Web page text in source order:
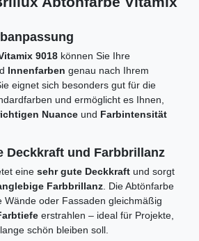
9018 können Sie Ihre
Innenfarben genau nach Ihrem
eignet sich besonders gut für die
und ermöglicht es Ihnen,
Nuance und Farbintensität
Deckkraft und Farbbrillanz
eine sehr gute Deckkraft und sorgt
Farbbrillanz . Die Abtönfarbe
Wände oder Fassaden gleichmäßig
erstrahlen – ideal für Projekte,
schön bleiben soll.